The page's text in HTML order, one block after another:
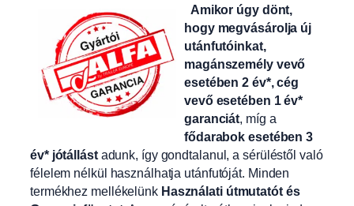
Amikor úgy dönt,
hogy megvásárolja új
utánfutóinkat,
magánszemély vevő
esetében 2 év*, cég
vevő esetében 1 év*
garanciát, míg a
fődarabok esetében 3
év* jótállástadunk, így gondtalanul, a sérüléstől való
félelem nélkül használhatja utánfutóját. Minden
termékhez mellékelünk Használati útmutatót és